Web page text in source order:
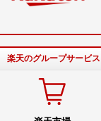
楽天のグループサービス